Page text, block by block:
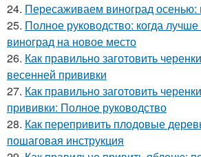
24. Пересаживаем виноград осенью:
25. Полное руководство: когда
виноград на новое место
26. Как правильно заготовить
весенней прививки
27. Как правильно заготовить
прививки: Полное руководство
28. Как перепривить плодовые
пошаговая инструкция